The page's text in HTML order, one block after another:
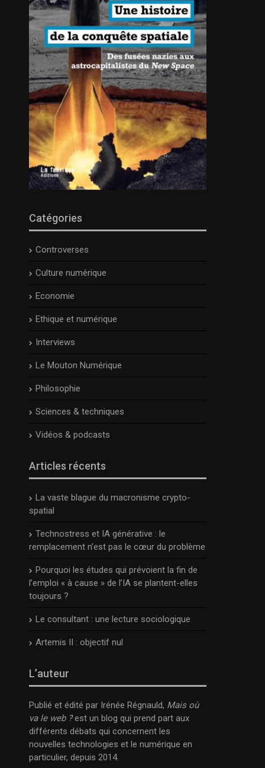
Catégories
Controverses
Culture numérique
Economie
Ethique et numérique
Interviews
Le Mouton Numérique
Philosophie
Sciences & techniques
Vidéos & podcasts
Articles récents
La vaste blague du macronisme crypto-
spatial
Technostress et IA générative : le
remplacement n’est pas le cœur du problème
Pourquoi les études qui prévoient la fin de
l’emploi « à cause » de l’IA se plantent-elles
toujours ?
Le consultant : une lecture sociologique
Artemis II : objectif nul
L’auteur
Publié et édité par Irénée Régnauld, Mais où
va le web ?est un blog qui prend part aux
différents débats qui concernent les
nouvelles technologies et le numérique en
particulier, depuis 2014.